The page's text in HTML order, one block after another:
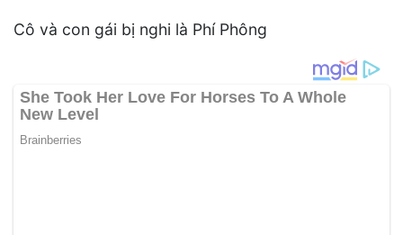
Cô và con gái bị nghi là Phí Phông